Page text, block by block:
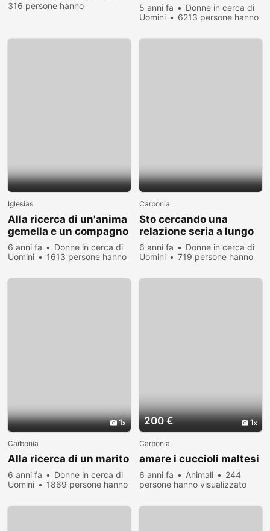
316 persone hanno
5 anni fa
Donne in cerca di
Uomini
6213 persone hanno
Iglesias
Alla ricerca di un'anima
gemella e un compagno
di vita ho 36 anni
6 anni fa
Donne in cerca di
Uomini
1613 persone hanno
Carbonia
Sto cercando una
relazione seria a lungo
termine
6 anni fa
Donne in cerca di
Uomini
719 persone hanno
1
Carbonia
Alla ricerca di un marito
6 anni fa
Donne in cerca di
Uomini
1869 persone hanno
200 € 1
Carbonia
amare i cuccioli maltesi
6 anni fa Animali
244
persone hanno visualizzato